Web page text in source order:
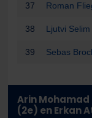
37 Roman
38 Ljutvi Selim
39 Sebas
Arin Mohamad
(2e) en Erkan